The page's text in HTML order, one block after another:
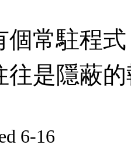
個常駐程
往是隱蔽
6-16